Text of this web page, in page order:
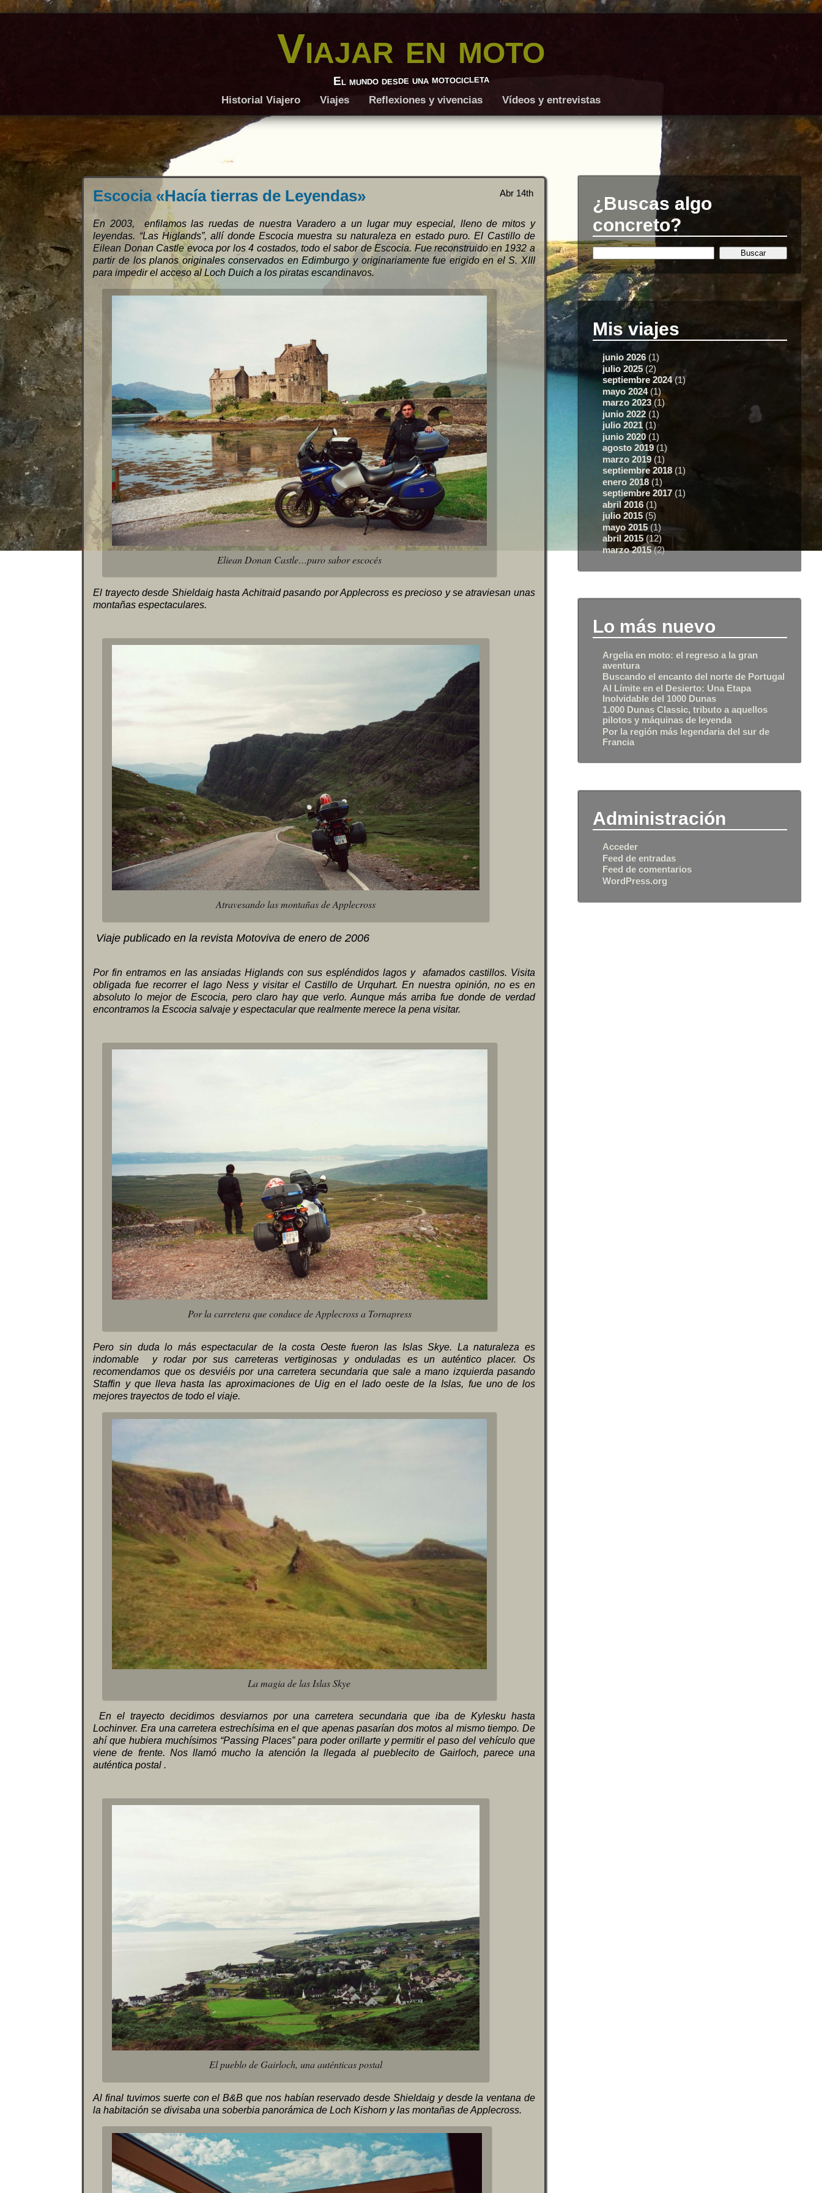
Viajar en moto
El mundo desde una motocicleta
Historial Viajero Viajes Reflexiones y vivencias Vídeos y entrevistas
Abr 14th
Escocia «Hacía tierras de Leyendas»
En 2003, enfilamos las ruedas de nuestra Varadero a un lugar muy especial, lleno de mitos y
leyendas. “Las Higlands”, allí donde Escocia muestra su naturaleza en estado puro.El Castillo de
Eilean Donan Castle evoca por los 4 costados, todo el sabor de Escocia. Fue reconstruido en 1932 a
partir de los planos originales conservados en Edimburgo y originariamente fue erigido en el S. XIII
para impedir el acceso al Loch Duich a los piratas escandinavos.
Eliean Donan Castle…puro sabor escocés
El trayecto desde Shieldaig hasta Achitraid pasando por Applecross es precioso y se atraviesan unas
montañas espectaculares.
Atravesando las montañas de Applecross
Viaje publicado en la revista Motoviva de enero de 2006
Por fin entramos en las ansiadas Higlands con sus espléndidos lagos y afamados castillos. Visita
obligada fue recorrer el lago Ness y visitar el Castillo de Urquhart. En nuestra opinión, no es en
absoluto lo mejor de Escocia, pero claro hay que verlo. Aunque más arriba fue donde de verdad
encontramos la Escocia salvaje y espectacular que realmente merece la pena visitar.
Por la carretera que conduce de Applecross a Tornapress
Pero sin duda lo más espectacular de la costa Oeste fueron las Islas Skye. La naturaleza es
indomable y rodar por sus carreteras vertiginosas y onduladas es un auténtico placer. Os
recomendamos que os desviéis por una carretera secundaria que sale a mano izquierda pasando
Staffin y que lleva hasta las aproximaciones de Uig en el lado oeste de la Islas, fue uno de los
mejores trayectos de todo el viaje.
La magia de las Islas Skye
En el trayecto decidimos desviarnos por una carretera secundaria que iba de Kylesku hasta
Lochinver. Era una carretera estrechísima en el que apenas pasarían dos motos al mismo tiempo. De
ahí que hubiera muchísimos “Passing Places” para poder orillarte y permitir el paso del vehículo que
viene de frente. Nos llamó mucho la atención la llegada al pueblecito de Gairloch, parece una
auténtica postal .
El pueblo de Gairloch, una auténticas postal
Al final tuvimos suerte con el B&B que nos habían reservado desde Shieldaig y desde la ventana de
la habitación se divisaba una soberbia panorámica de Loch Kishorn y las montañas de Applecross.
¿Buscas algo
concreto?
Mis viajes
junio 2026 (1)
julio 2025 (2)
septiembre 2024(1)
mayo 2024(1)
marzo 2023 (1)
junio 2022 (1)
julio 2021 (1)
junio 2020 (1)
agosto 2019 (1)
marzo 2019 (1)
septiembre 2018 (1)
enero 2018 (1)
septiembre 2017 (1)
abril 2016 (1)
julio 2015 (5)
mayo 2015(1)
abril 2015 (12)
marzo 2015(2)
Lo más nuevo
Argelia en moto: el regreso a la gran
aventura
Buscando el encanto del norte de Portugal
Al Límite en el Desierto: Una Etapa
Inolvidable del 1000 Dunas
1.000 Dunas Classic, tributo a aquellos
pilotos y máquinas de leyenda
Por la región más legendaria del sur de
Francia
Administración
Acceder
Feed de entradas
Feed de comentarios
WordPress.org